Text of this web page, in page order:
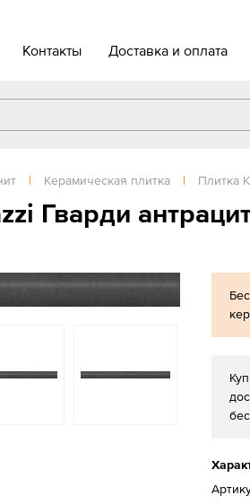
Контакты Доставка и оплата
| Керамическая плитка | Плитка
Гварди